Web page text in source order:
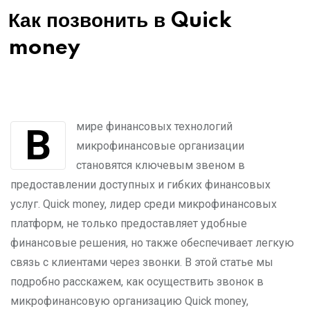
Как позвонить в Quick
money
В мире финансовых технологий
микрофинансовые организации
становятся ключевым звеном в
предоставлении доступных и гибких финансовых
услуг. Quick money, лидер среди микрофинансовых
платформ, не только предоставляет удобные
финансовые решения, но также обеспечивает легкую
связь с клиентами через звонки. В этой статье мы
подробно расскажем, как осуществить звонок в
микрофинансовую организацию Quick money,